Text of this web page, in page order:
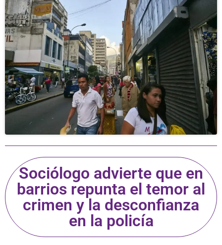
Sociólogo advierte que en
barrios repunta el temor al
crimen y la desconfianza
en la policía